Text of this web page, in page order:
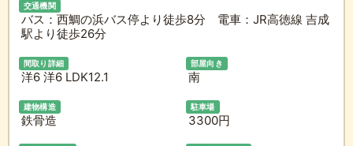
交通機関
バス：西鯛の浜バス停より徒歩8分 電車：JR高徳線 吉成
駅より徒歩26分
間取り詳細
洋6 洋6 LDK12.1
部屋向き
南
建物構造
鉄骨造
駐車場
3300円